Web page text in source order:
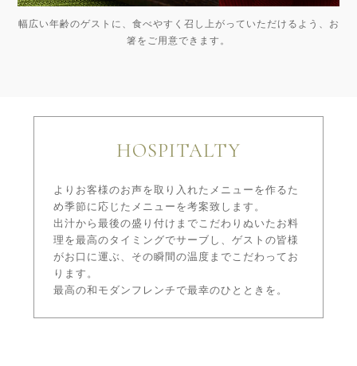
幅広い年齢のゲストに、食べやすく召し上がっていただけるよう、お
箸をご用意できます。
HOSPITALTY
よりお客様のお声を取り入れたメニューを作るた
め季節に応じたメニューを考案致します。
出汁から最後の盛り付けまでこだわりぬいたお料
理を最高のタイミングでサーブし、ゲストの皆様
がお口に運ぶ、その瞬間の温度までこだわってお
ります。
最高の和モダンフレンチで最幸のひとときを。